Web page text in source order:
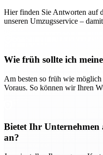
Hier finden Sie Antworten auf
unseren Umzugsservice –
Wie früh sollte ich
Am besten so früh wie
Voraus. So können wir Ihren
Bietet Ihr Unternehmen
an?